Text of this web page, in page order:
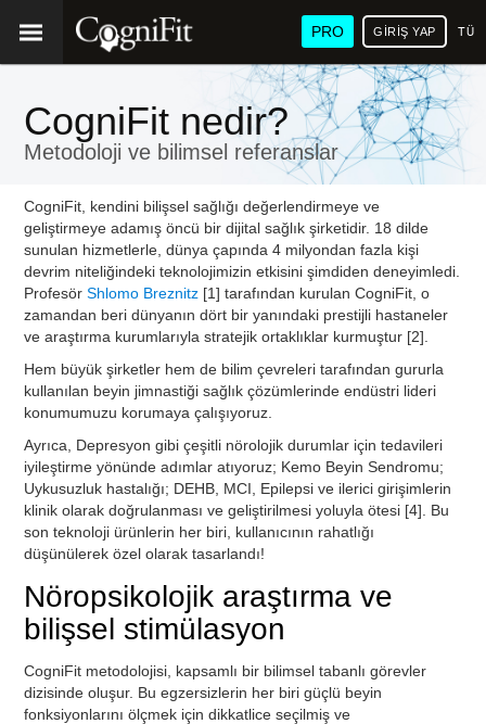
PRO GIRIŞ YAP
CogniFit nedir?
Metodoloji ve bilimsel referanslar
CogniFit, kendini bilişsel sağlığı değerlendirmeye ve
geliştirmeye adamış öncü bir dijital sağlık şirketidir. 18 dilde
sunulan hizmetlerle, dünya çapında 4 milyondan fazla kişi
devrim niteliğindeki teknolojimizin etkisini şimdiden deneyimledi.
ProfesörShlomo Breznitz [1] tarafından kurulan CogniFit, o
zamandan beri dünyanın dört bir yanındaki prestijli hastaneler
ve araştırma kurumlarıyla stratejik ortaklıklar kurmuştur [2].
Hem büyük şirketler hem de bilim çevreleri tarafından gururla
kullanılan beyin jimnastiği sağlık çözümlerinde endüstri lideri
konumumuzu korumaya çalışıyoruz.
Ayrıca, Depresyon gibi çeşitli nörolojik durumlar için tedavileri
iyileştirme yönünde adımlar atıyoruz; Kemo Beyin Sendromu;
Uykusuzluk hastalığı; DEHB, MCI, Epilepsi ve ilerici girişimlerin
klinik olarak doğrulanması ve geliştirilmesi yoluyla ötesi [4]. Bu
son teknoloji ürünlerin her biri, kullanıcının rahatlığı
düşünülerek özel olarak tasarlandı!
Nöropsikolojik araştırma ve
bilişsel stimülasyon
CogniFit metodolojisi, kapsamlı bir bilimsel tabanlı görevler
dizisinde oluşur. Bu egzersizlerin her biri güçlü beyin
fonksiyonlarını ölçmek için dikkatlice seçilmiş ve